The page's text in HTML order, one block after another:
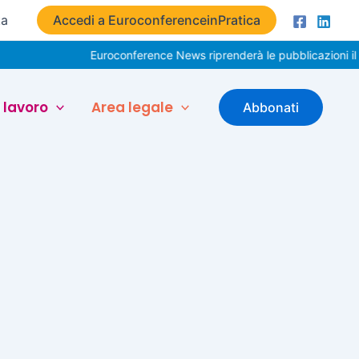
Accedi a EuroconferenceinPratica
Euroconference News riprenderà le pubblicazioni il
lavoro Area legale Abbonati